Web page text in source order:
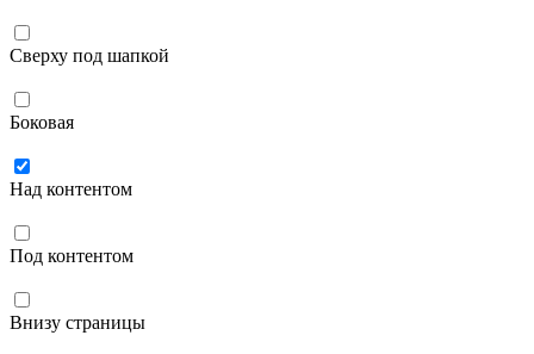
Сверху под шапкой
Боковая
Над контентом
Под контентом
Внизу страницы